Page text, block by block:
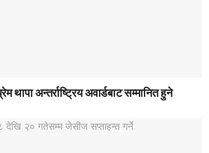
थापा अन्तर्राष्ट्रिय अवार्डबाट सम्मानित हुने